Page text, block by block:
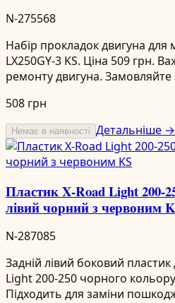
N-275568
Набір прокладок двигуна для
LX250GY-3 KS. Ціна 509 грн.
ремонту двигуна. Замовляйте
508 грн
Немає в наявності Детальніше →
Пластик X-Road Light 200-
лівий чорний з червоним
N-287085
Задній лівий боковий
Light 200-250 чорного
Підходить для заміни